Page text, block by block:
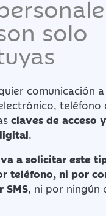
solo
comunicación a
teléfono
claves de acceso
.
a solicitar este
teléfono, ni por
SMS, ni por ningún